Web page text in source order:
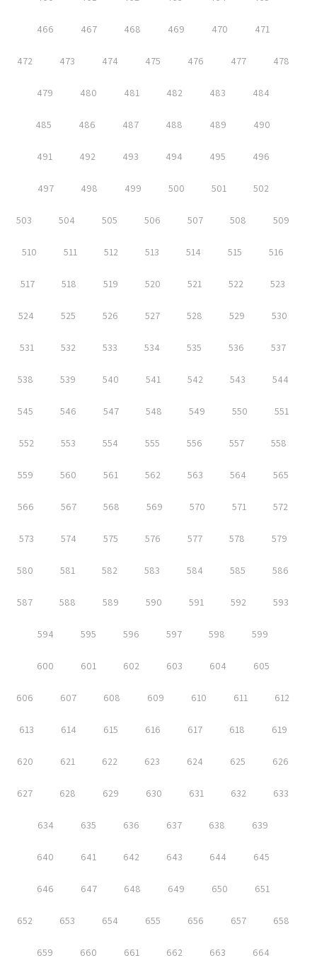
466 467 468 469 470 471
472 473 474 475 476 477 478
479 480 481 482 483 484
485 486 487 488 489 490
491 492 493 494 495 496
497 498 499 500 501 502
503 504 505 506 507 508 509
510 511 512 513 514 515 516
517 518 519 520 521 522 523
524 525 526 527 528 529 530
531 532 533 534 535 536 537
538 539 540 541 542 543 544
545 546 547 548 549 550 551
552 553 554 555 556 557 558
559 560 561 562 563 564 565
566 567 568 569 570 571 572
573 574 575 576 577 578 579
580 581 582 583 584 585 586
587 588 589 590 591 592 593
594 595 596 597 598 599
600 601 602 603 604 605
606 607 608 609 610 611 612
613 614 615 616 617 618 619
620 621 622 623 624 625 626
627 628 629 630 631 632 633
634 635 636 637 638 639
640 641 642 643 644 645
646 647 648 649 650 651
652 653 654 655 656 657 658
659 660 661 662 663 664